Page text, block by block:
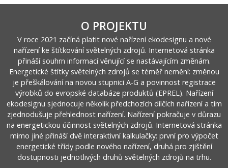
O PROJEKTU
V roce 2021 začíná platit nové nařízení ekodesignu a nové
nařízení ke štítkování světelných zdrojů. Internetová stránka
přináší souhrn informací věnující se nastávajícím změnám.
Energetické štítky světelných zdrojů se téměř nemění: změnou
je přeškálování na novou stupnici A-G a povinnost registrace
výrobků do evropské databáze produktů (EPREL). Nařízení
ekodesignu sjednocuje několik předchozích dílčích nařízení a tím
zjednodušuje přehlednost nařízení. Nařízení pokračuje v důrazu
na energetickou účinnost světelných zdrojů. Internetová stránka
mimo jiné přináší dvě interaktivní kalkulačky: první pro výpočet
energetické třídy podle nového nařízení, druhá pro zjištění
dostupnosti jednotlivých druhů světelných zdrojů na trhu.